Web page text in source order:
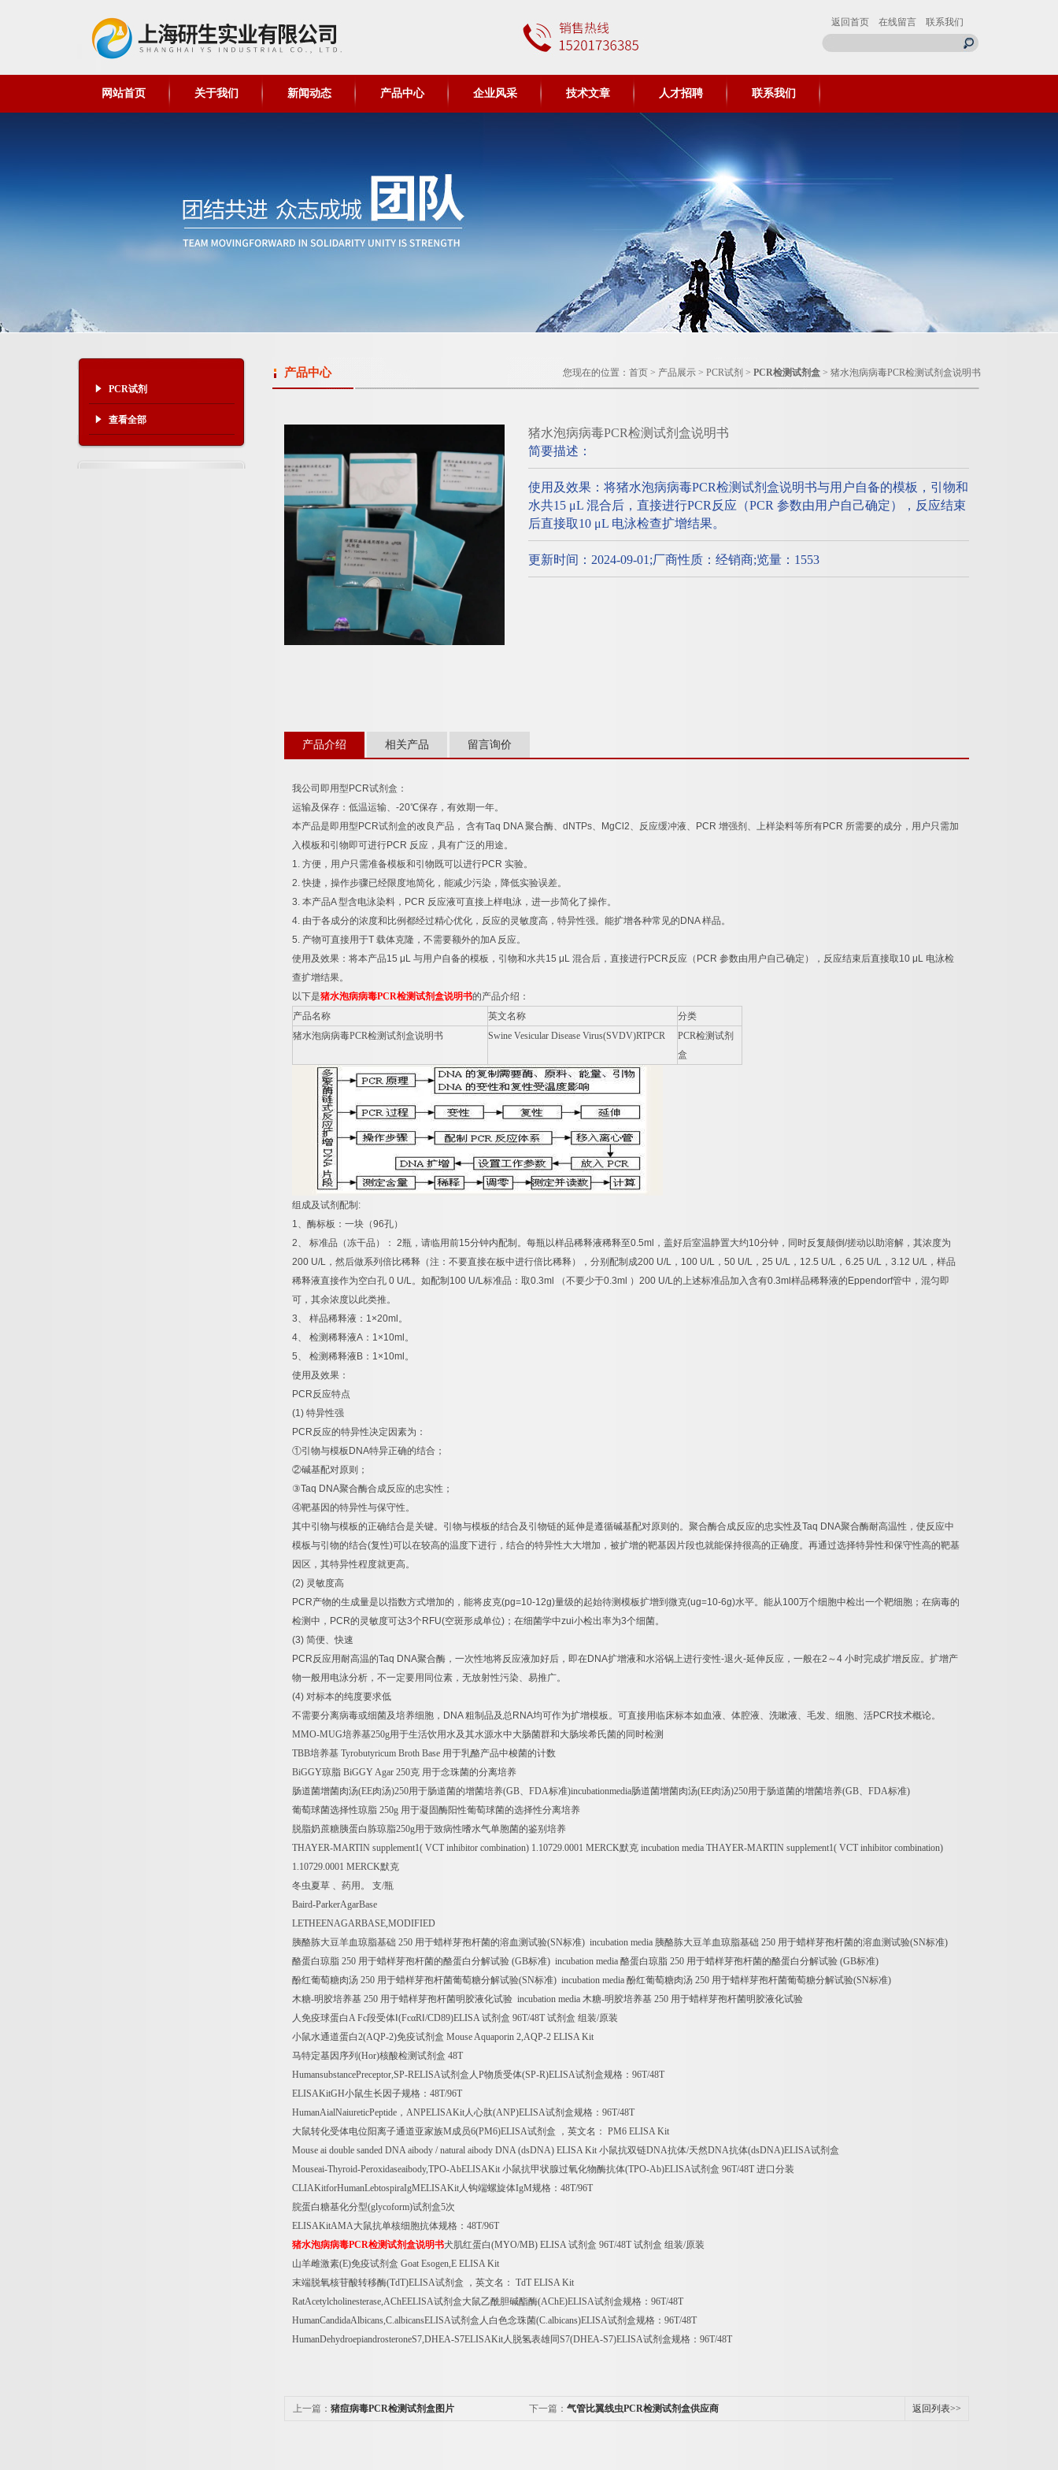
返回首页 在线留言 联系我们
网站首页 关于我们 新闻动态 产品中心 企业风采 技术文章 人才招聘 联系我们
PCR试剂
查看全部
产品中心 您现在的位置： 首页 > 产品展示 > PCR试剂 > PCR检测试剂盒 > 猪水泡病病毒PCR检测试剂盒说明书
猪水泡病病毒PCR检测试剂盒说明书
简要描述：
使用及效果：将猪水泡病病毒PCR检测试剂盒说明书与用户自备的模板，引物和
水共15 μL 混合后，直接进行PCR反应（PCR 参数由用户自己确定），反应结束
后直接取10 μL 电泳检查扩增结果。
更新时间：2024-09-01;厂商性质：经销商;览量：1553
产品介绍 相关产品 留言询价
我公司即用型 PCR试剂盒：
运输及保存：低温运输、 -20℃保存，有效期一年。
本产品是即用型 PCR试剂盒的改良产品， 含有Taq DNA聚合酶、 dNTPs、 MgCl2、反应缓冲液、 PCR 增强剂、上样染料等所有PCR 所需要的成分，用户只需加
入模板和引物即可进行PCR 反应，具有广泛的用途。
1. 方便，用户只需准备模板和引物既可以进行PCR 实验。
2.快捷，操作步骤已经限度地简化，能减少污染，降低实验误差。
3. 本产品A型含电泳染料， PCR 反应液可直接上样电泳，进一步简化了操作。
4. 由于各成分的浓度和比例都经过精心优化，反应的灵敏度高，特异性强。能扩增各种常见的 DNA样品。
5. 产物可直接用于T 载体克隆，不需要额外的加A 反应。
使用及效果：将本产品15 μL 与用户自备的模板，引物和水共15 μL 混合后，直接进行PCR反应（ PCR 参数由用户自己确定），反应结束后直接取10 μL 电泳检
查扩增结果。
以下是猪水泡病病毒PCR检测试剂盒说明书的产品介绍：
产品名称
英文名称
分类
猪水泡病病毒PCR检测试剂盒说明书 Swine Vesicular Disease Virus(SVDV)RTPCR PCR检测试剂
盒
组成及试剂配制 :
1、酶标板：一块（96孔）
2、 标准品（冻干品）： 2瓶，请临用前15分钟内配制。每瓶以样品稀释液稀释至0.5ml ，盖好后室温静置大约10分钟，同时反复颠倒/搓动以助溶解，其浓度为
200 U/L ，然后做系列倍比稀释（注：不要直接在板中进行倍比稀释），分别配制成200 U/L ， 100 U/L ， 50 U/L ， 25 U/L ， 12.5 U/L ， 6.25 U/L ， 3.12 U/L ，样品
稀释液直接作为空白孔 0 U/L。如配制 100 U/L标准品：取0.3ml （不要少于0.3ml ） 200 U/L的上述标准品加入含有0.3ml 样品稀释液的 Eppendorf管中，混匀即
可，其余浓度以此类推。
3、 样品稀释液： 1×20ml 。
4、 检测稀释液A ： 1×10ml 。
5、 检测稀释液 B ： 1×10ml 。
使用及效果：
PCR反应特点
(1) 特异性强
PCR反应的特异性决定因素为：
①引物与模板 DNA特异正确的结合；
②碱基配对原则；
③Taq DNA聚合酶合成反应的忠实性；
④靶基因的特异性与保守性。
其中引物与模板的正确结合是关键。引物与模板的结合及引物链的延伸是遵循碱基配对原则的。聚合酶合成反应的忠实性及Taq DNA聚合酶耐高温性，使反应中
模板与引物的结合(复性)可以在较高的温度下进行，结合的特异性大大增加，被扩增的靶基因片段也就能保持很高的正确度。再通过选择特异性和保守性高的靶基
因区，其特异性程度就更高。
(2) 灵敏度高
PCR产物的生成量是以指数方式增加的，能将皮克(pg=10-12g)量级的起始待测模板扩增到微克(ug=10-6g)水平。能从100万个细胞中检出一个靶细胞；在病毒的
检测中， PCR的灵敏度可达3个 RFU(空斑形成单位) ；在细菌学中zui小检出率为3个细菌。
(3) 简便、快速
PCR反应用耐高温的Taq DNA聚合酶，一次性地将反应液加好后，即在DNA扩增液和水浴锅上进行变性-退火-延伸反应，一般在2 ～4 小时完成扩增反应。扩增产
物一般用电泳分析，不一定要用同位素，无放射性污染、易推广。
(4) 对标本的纯度要求低
不需要分离病毒或细菌及培养细胞， DNA粗制品及总 RNA均可作为扩增模板。可直接用临床标本如血液、体腔液、洗嗽液、毛发、细胞、活PCR技术概论。
MMO-MUG培养基250g用于生活饮用水及其水源水中大肠菌群和大肠埃希氏菌的同时检测
TBB培养基 Tyrobutyricum Broth Base 用于乳酪产品中梭菌的计数
BiGGY琼脂 BiGGY Agar 250克 用于念珠菌的分离培养
肠道菌增菌肉汤(EE肉汤)250用于肠道菌的增菌培养(GB、 FDA标准)incubationmedia肠道菌增菌肉汤(EE肉汤)250用于肠道菌的增菌培养(GB、 FDA标准)
葡萄球菌选择性琼脂 250g 用于凝固酶阳性葡萄球菌的选择性分离培养
脱脂奶蔗糖胰蛋白胨琼脂250g用于致病性嗜水气单胞菌的鉴别培养
THAYER-MARTIN supplement1( VCT inhibitor combination) 1.10729.0001 MERCK默克 incubation media THAYER-MARTIN supplement1( VCT inhibitor combination)
1.10729.0001 MERCK默克
冬虫夏草 、药用。 支/瓶
Baird-ParkerAgarBase
LETHEENAGARBASE,MODIFIED
胰酪胨大豆羊血琼脂基础 250 用于蜡样芽孢杆菌的溶血测试验(SN标准) incubation media 胰酪胨大豆羊血琼脂基础 250 用于蜡样芽孢杆菌的溶血测试验(SN标准)
酪蛋白琼脂 250 用于蜡样芽孢杆菌的酪蛋白分解试验 (GB标准) incubation media 酪蛋白琼脂 250 用于蜡样芽孢杆菌的酪蛋白分解试验 (GB标准)
酚红葡萄糖肉汤 250 用于蜡样芽孢杆菌葡萄糖分解试验(SN标准) incubation media 酚红葡萄糖肉汤 250 用于蜡样芽孢杆菌葡萄糖分解试验(SN标准)
木糖-明胶培养基 250 用于蜡样芽孢杆菌明胶液化试验 incubation media 木糖-明胶培养基 250 用于蜡样芽孢杆菌明胶液化试验
人免疫球蛋白A Fc段受体Ⅰ (FcαR /CD89)ELISA试剂盒 96T/48T 试剂盒 组装/原装
小鼠水通道蛋白2(AQP-2)免疫试剂盒 Mouse Aquaporin 2,AQP-2 ELISA Kit
马特定基因序列 (Hor)核酸检测试剂盒 48T
HumansubstancePreceptor,SP-RELISA试剂盒人P物质受体(SP-R)ELISA试剂盒规格： 96T/48T
ELISAKitGH小鼠生长因子规格： 48T/96T
HumanAialNaiureticPeptide ， ANPELISAKit人心肽(ANP)ELISA试剂盒规格： 96T/48T
大鼠转化受体电位阳离子通道亚家族M成员6(PM6)ELISA试剂盒 ，英文名： PM6 ELISA Kit
Mouse ai double sanded DNA aibody / natural aibody DNA (dsDNA) ELISA Kit 小鼠抗双链DNA抗体/天然DNA抗体(dsDNA)ELISA试剂盒
Mouseai-Thyroid-Peroxidaseaibody,TPO-AbELISAKit 小鼠抗甲状腺过氧化物酶抗体(TPO-Ab)ELISA试剂盒 96T/48T 进口分装
CLIAKitforHumanLebtospiraIgMELISAKit人钩端螺旋体IgM规格： 48T/96T
脘蛋白糖基化分型(glycoform)试剂盒5次
ELISAKitAMA大鼠抗单核细胞抗体规格： 48T/96T
猪水泡病病毒PCR检测试剂盒说明书犬肌红蛋白(MYO/MB) ELISA试剂盒 96T/48T 试剂盒 组装/原装
山羊雌激素(E)免疫试剂盒 Goat Esogen,E ELISA Kit
末端脱氧核苷酸转移酶(TdT)ELISA试剂盒 ，英文名： TdT ELISA Kit
RatAcetylcholinesterase,AChEELISA试剂盒大鼠乙酰胆碱酯酶(AChE)ELISA试剂盒规格： 96T/48T
HumanCandidaAlbicans,C.albicansELISA试剂盒人白色念珠菌(C.albicans)ELISA试剂盒规格： 96T/48T
HumanDehydroepiandrosteroneS7,DHEA-S7ELISAKit人脱氢表雄同S7(DHEA-S7)ELISA试剂盒规格： 96T/48T
上一篇： 猪痘病毒PCR检测试剂盒图片 下一篇： 气管比翼线虫PCR检测试剂盒供应商 返回列表>>